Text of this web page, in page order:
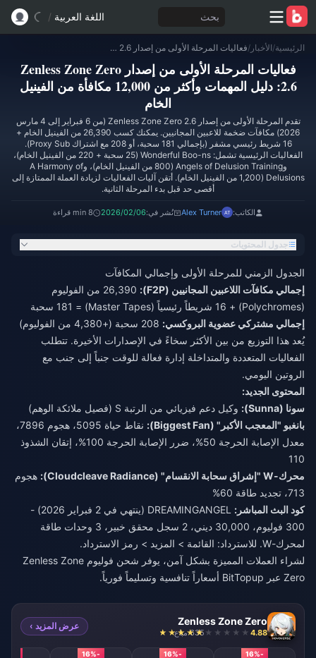
بحث اللغة العربية /
الرئيسية/الأخبار / فعاليات المرحلة الأولى من إصدار Zenless Zone Zero 2.6: دليل المهمات وأكثر من 12,000 مكافأة من الفينيل الخام
فعاليات المرحلة الأولى من إصدار Zenless Zone Zero
2.6: دليل المهمات وأكثر من 12,000 مكافأة من الفينيل
الخام
تقدم المرحلة الأولى من إصدار Zenless Zone Zero 2.6 (من 6 فبراير إلى 4 مارس
2026) مكافآت ضخمة للاعبين المجانيين. يمكنك كسب 26,390 من الفينيل الخام +
16 شريط رئيسي مشفر (بإجمالي 181 سحبة، أو 208 مع اشتراك Proxy Sub).
الفعاليات الرئيسية تشمل: Wonderful Boo-ns (25 سحبة + 220 من الفينيل الخام)،
وAngels of Delusion Training (800 من الفينيل الخام)، وA Harmony of
Delusions (1,200 من الفينيل الخام). أتقن آليات الفعاليات لزيادة العملة الممتازة إلى
أقصى حد قبل بدء المرحلة الثانية.
الكاتب: Alex Turner نُشر في:2026/02/06 8 min قراءة
جدول المحتويات
الجدول الزمني للمرحلة الأولى وإجمالي المكافآت
إجمالي مكافآت اللاعبين المجانيين (F2P):
26,390 من الفوليوم
(Polychromes) + 16 شريطاً رئيسياً (Master Tapes) = 181 سحبة
إجمالي مشتركي عضوية البروكسي:
يُعد هذا التوزيع من بين الأكثر سخاءً في الإصدارات الأخيرة. تتطلب
الفعاليات المتعددة والمتداخلة إدارة فعالة للوقت جنباً إلى جنب مع
الروتين اليومي.
المحتوى الجديد:
سونا (Sunna):
وكيل دعم فيزيائي من الرتبة S (فصيل ملائكة الوهم)
بانغبو "المعجب الأكبر" (Biggest Fan):
نقاط حياة 5095، هجوم 7896،
معدل الإصابة الحرجة 50%، ضرر الإصابة الحرجة 100%، إتقان الشذوذ
110
محرك-W "إشراق سحابة الانقسام" (Cloudcleave Radiance):
هجوم
713، تجديد طاقة 60%
كود البث المباشر:
DREAMINGANGEL (ينتهي في 2 فبراير 2026) -
300 فوليوم، 30,000 ديني، 2 سجل محقق خبير، 3 وحدات طاقة
لمحرك-W. للاسترداد: القائمة > المزيد > رمز الاسترداد.
لشراء العملات المميزة بشكل آمن، يوفر
شحن فوليوم Zenless Zone
Zero عبر BitTopup أسعاراً تنافسية وتسليماً فورياً.
Zenless Zone Zero
4.88 635 مباع
عرض المزيد ›
-16%
-16%
-16%